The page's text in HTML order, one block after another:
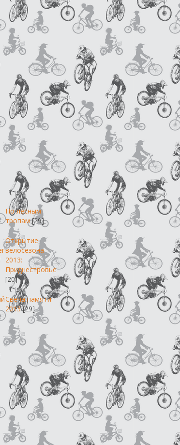
По лесным
тропам [29]
Открытие
велосезона
2013:
Приднестровье
[20]
Свеча памяти
2013 [29]